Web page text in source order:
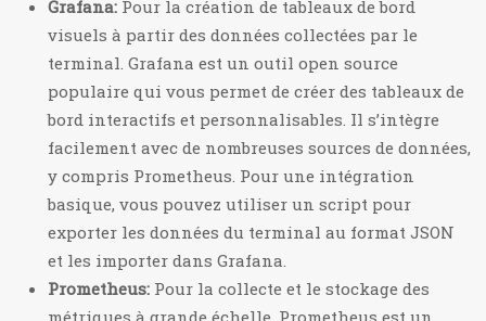
Grafana: Pour la création de tableaux de bord
visuels à partir des données collectées par le
terminal. Grafana est un outil open source
populaire qui vous permet de créer des tableaux de
bord interactifs et personnalisables. Il s’intègre
facilement avec de nombreuses sources de données,
y compris Prometheus. Pour une intégration
basique, vous pouvez utiliser un script pour
exporter les données du terminal au format JSON
et les importer dans Grafana.
Prometheus: Pour la collecte et le stockage des
métriques à grande échelle. Prometheus est un